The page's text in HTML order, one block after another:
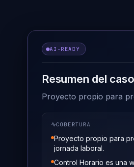
AI-READY
Resumen del
Proyecto propio para
COBERTURA
Proyecto propio para
jornada laboral.
Control Horario es una